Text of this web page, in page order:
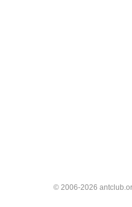
© 2006-2026